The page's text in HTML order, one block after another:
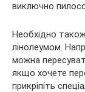
виключно
Необхідно
лінолеумом.
можна
якщо хочете
прикріпіть